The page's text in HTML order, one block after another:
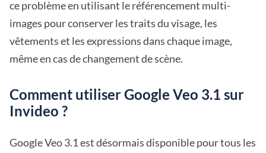
ce problème en utilisant le référencement multi-
images pour conserver les traits du visage, les
vêtements et les expressions dans chaque image,
même en cas de changement de scène.
Comment utiliser Google Veo 3.1 sur
Invideo ?
Google Veo 3.1 est désormais disponible pour tous les